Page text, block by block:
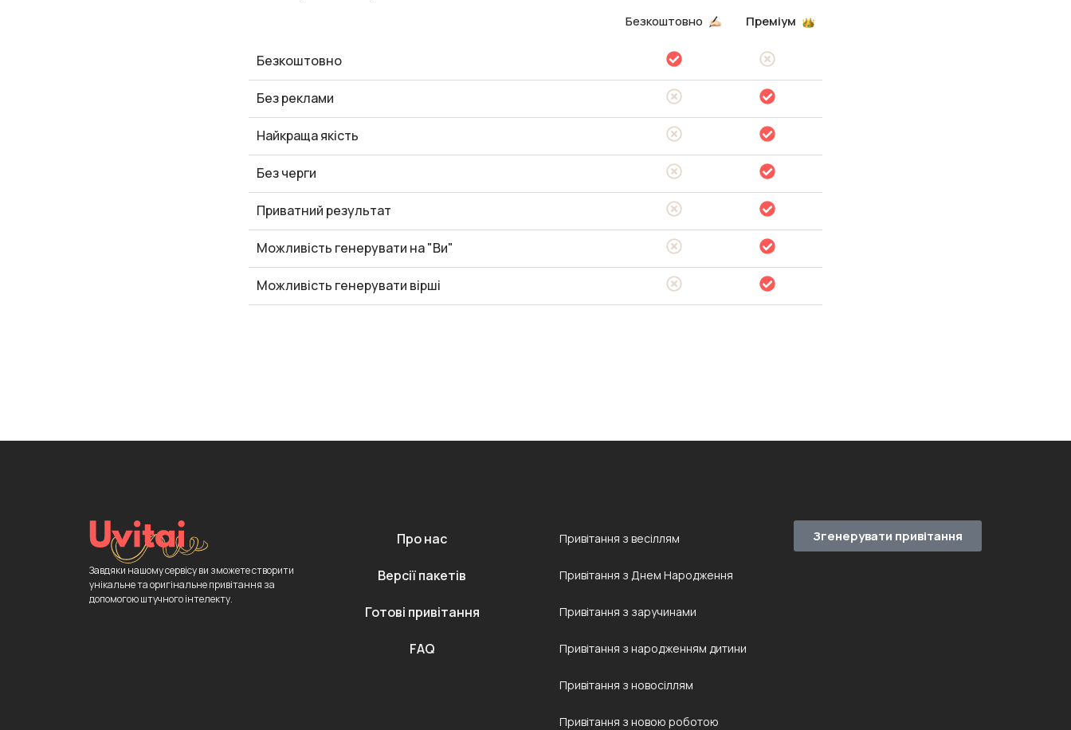
Безкоштовно Преміум
Безкоштовно
Без реклами
Найкраща якість
Без черги
Приватний результат
Можливість генерувати на "Ви"
Можливість генерувати вірші
Завдяки нашому сервісу ви зможете створити
унікальне та оригінальне привітання за
допомогою штучного інтелекту.
Про нас
Версії пакетів
Готові привітання
FAQ
Привітання з весіллям
Привітання з Днем Народження
Привітання з заручинами
Привітання з народженням дитини
Привітання з новосіллям
Привітання з новою роботою
Згенерувати привітання